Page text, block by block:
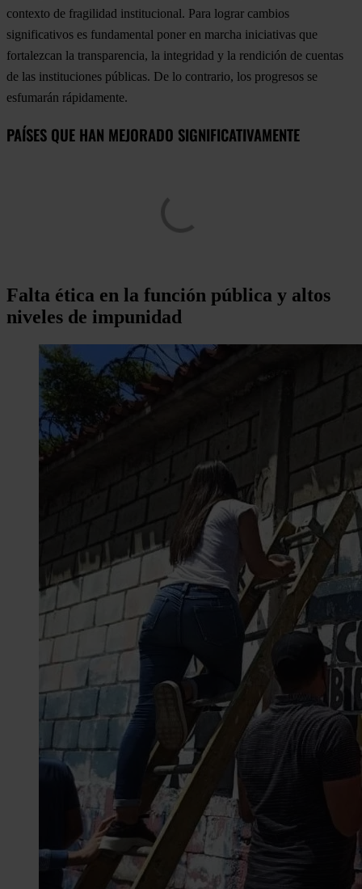
contexto de fragilidad institucional. Para lograr cambios
significativos es fundamental poner en marcha iniciativas que
fortalezcan la transparencia, la integridad y la rendición de cuentas
de las instituciones públicas. De lo contrario, los progresos se
esfumarán rápidamente.
PAÍSES QUE HAN MEJORADO SIGNIFICATIVAMENTE
Falta ética en la función pública y altos
niveles de impunidad